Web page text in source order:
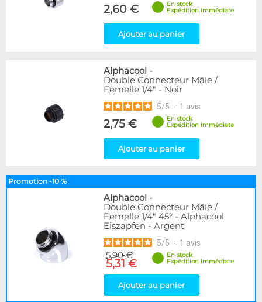
2,60 €
En stock
Expédition immédiate
Ajouter au panier
Alphacool -
Double Connecteur Mâle /
Femelle 1/4" - Noir
5/5 - 1 avis
2,75 €
En stock
Expédition immédiate
Ajouter au panier
Promotion -10 %
Alphacool -
Double Connecteur Mâle /
Femelle 1/4" 45° - Alphacool
Eiszapfen - Argent
5/5 - 1 avis
5,90 €
5,31 €
En stock
Expédition immédiate
Ajouter au panier